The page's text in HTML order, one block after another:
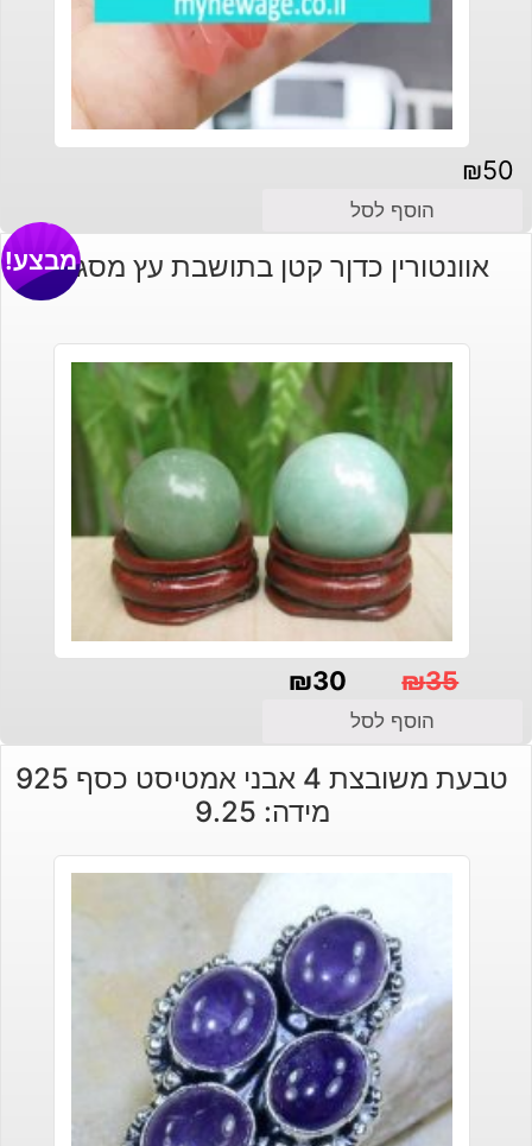
₪50
הוסף לסל
אוונטורין כדןר קטן בתושבת עץ מסגננת
מבצע!
₪35
המקורי
היה:
₪30
הנוכחי
הוא:
הוסף לסל
טבעת משובצת 4 אבני אמטיסט כסף 925
מידה: 9.25